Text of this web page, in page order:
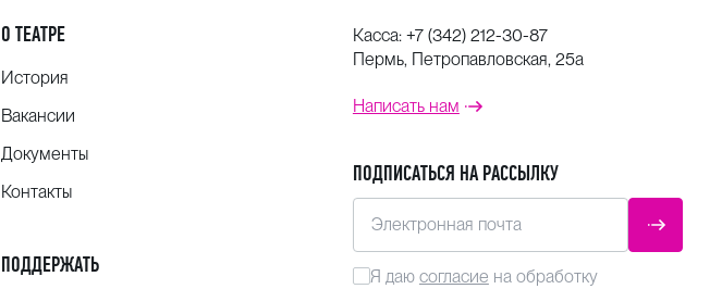
О ТЕАТРЕ
История
Вакансии
Документы
Контакты
ПОДДЕРЖАТЬ
Касса: +7 (342) 212-30-87
Пермь, Петропавловская, 25а
Написать нам
ПОДПИСАТЬСЯ НА РАССЫЛКУ
Электронная почта
Я даю согласие на обработку